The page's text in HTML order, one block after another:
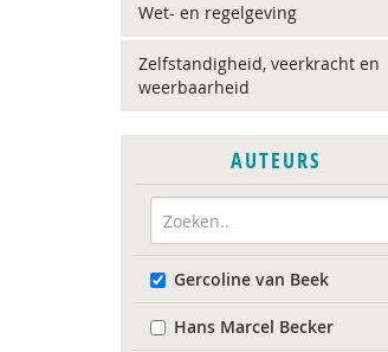
Wet- en regelgeving
Zelfstandigheid, veerkracht en
weerbaarheid
AUTEURS
Gercoline van Beek
Hans Marcel Becker